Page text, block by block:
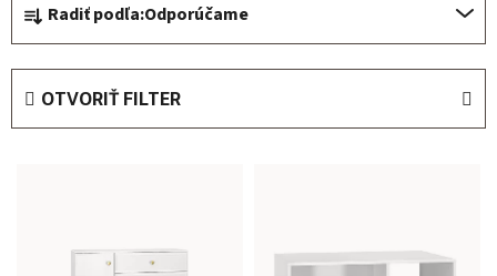
Radiť podľa:Odporúčame
OTVORIŤ FILTER